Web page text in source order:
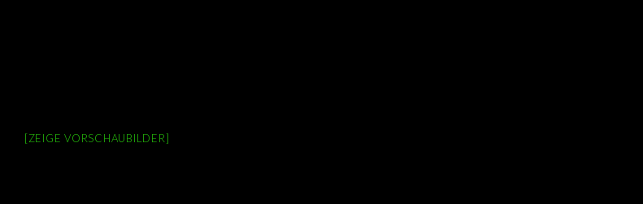
[ZEIGE VORSCHAUBILDER]